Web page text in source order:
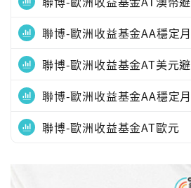
聯博-歐洲收益基金AA穩定
聯博-歐洲收益基金AT美元
聯博-歐洲收益基金AA穩定
聯博-歐洲收益基金AT歐元